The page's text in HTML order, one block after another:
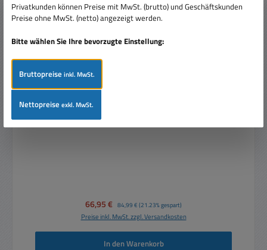
12V Bleiakku 12V 17Ah OEM 181x76x167mm
Verkaufspreis:
66,95 € Regulärer Preis:
84,99 € (21.23% gespart)
Preise inkl. MwSt. zzgl. Versandkosten
In den Warenkorb
Privatkunden können Preise mit MwSt. (brutto) und Geschäftskunden
Preise ohne MwSt. (netto) angezeigt werden.
Bitte wählen Sie Ihre bevorzugte Einstellung:
Bruttopreiseinkl. MwSt.
Nettopreiseexkl. MwSt.